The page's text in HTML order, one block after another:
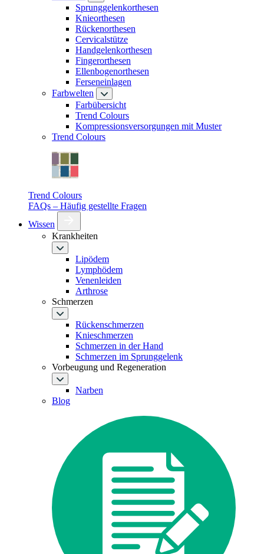
Sprunggelenkorthesen
Knieorthesen
Rückenorthesen
Cervicalstütze
Handgelenkorthesen
Fingerorthesen
Ellenbogenorthesen
Ferseneinlagen
Farbwelten
Farbübersicht
Trend Colours
Kompressionsversorgungen mit Muster
Trend Colours
Trend Colours
FAQs – Häufig gestellte Fragen
Wissen
Krankheiten
Lipödem
Lymphödem
Venenleiden
Arthrose
Schmerzen
Rückenschmerzen
Knieschmerzen
Schmerzen in der Hand
Schmerzen im Sprunggelenk
Vorbeugung und Regeneration
Narben
Blog